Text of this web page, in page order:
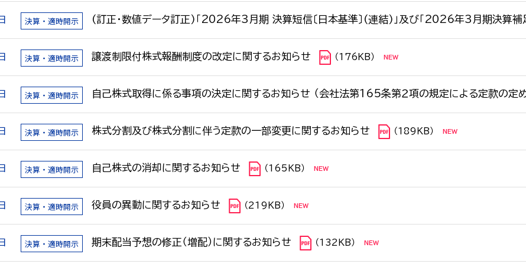
決算・適時開示 (訂正・数値データ訂正)「2026年3月期 決算短信〔日本基準〕(連結)」及び「2026年3月期決算補
決算・適時開示 譲渡制限付株式報酬制度の改定に関するお知らせ （176KB）
決算・適時開示 自己株式取得に係る事項の決定に関するお知らせ （会社法第165条第２項の規定による定款の定
決算・適時開示 株式分割及び株式分割に伴う定款の一部変更に関するお知らせ （189KB）
決算・適時開示 自己株式の消却に関するお知らせ （165KB）
決算・適時開示 役員の異動に関するお知らせ （219KB）
決算・適時開示 期末配当予想の修正（増配）に関するお知らせ （132KB）